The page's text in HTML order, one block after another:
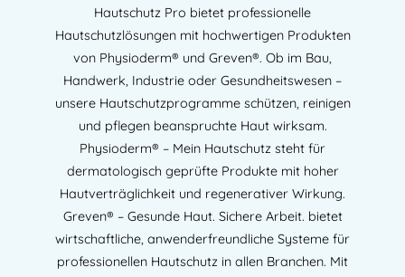
Hersteller:
GmbH & Co. KG
Herstelleranschrift:
Adresse:
Procter & Gamble Str. 26
Mehr Information E-Mail: info@bannenberg.at
Hautschutz Pro bietet professionelle
Hautschutzlösungen mit hochwertigen Produkten
von Physioderm® und Greven®. Ob im Bau,
Handwerk, Industrie oder Gesundheitswesen –
unsere Hautschutzprogramme schützen, reinigen
und pflegen beanspruchte Haut wirksam.
Physioderm® – Mein Hautschutz steht für
dermatologisch geprüfte Produkte mit hoher
Hautverträglichkeit und regenerativer Wirkung.
Greven® – Gesunde Haut. Sichere Arbeit. bietet
wirtschaftliche, anwenderfreundliche Systeme für
professionellen Hautschutz in allen Branchen. Mit